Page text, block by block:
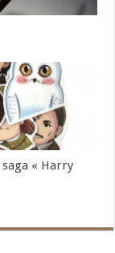
« Harry